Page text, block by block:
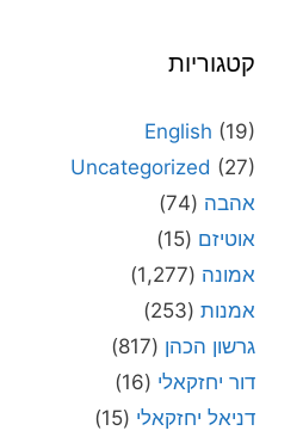
קטגוריות
English (19)
Uncategorized (27)
אהבה (74)
אוטיזם (15)
אמונה (1,277)
אמנות (253)
גרשון הכהן (817)
דור יחזקאלי (16)
דניאל יחזקאלי (15)